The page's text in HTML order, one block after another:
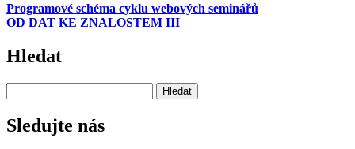
Programové schéma cyklu webových seminářů
OD DAT KE ZNALOSTEM III
Hledat
Sledujte nás